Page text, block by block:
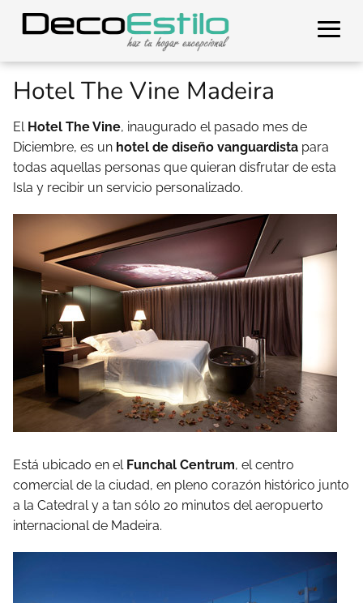
Hotel The Vine Madeira
El Hotel The Vine, inaugurado el pasado mes de
Diciembre, es un hotel de diseño vanguardista para
todas aquellas personas que quieran disfrutar de esta
Isla y recibir un servicio personalizado.
Está ubicado en el Funchal Centrum, el centro
comercial de la ciudad, en pleno corazón histórico junto
a la Catedral y a tan sólo 20 minutos del aeropuerto
internacional de Madeira.